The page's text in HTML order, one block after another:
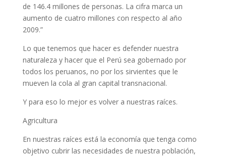
de 146.4 millones de personas. La cifra marca un
aumento de cuatro millones con respecto al año
2009.”
Lo que tenemos que hacer es defender nuestra
naturaleza y hacer que el Perú sea gobernado por
todos los peruanos, no por los sirvientes que le
mueven la cola al gran capital transnacional.
Y para eso lo mejor es volver a nuestras raíces.
Agricultura
En nuestras raíces está la economía que tenga como
objetivo cubrir las necesidades de nuestra población,